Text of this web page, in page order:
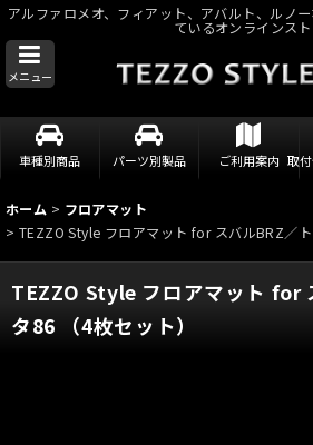
アルファロメオ、フィアット、アバルト、ルノ
ているオンラインス
メニュー
車種別商品 パーツ別製品 ご利用案内 取
ホーム > フロアマット
> TEZZO Style フロアマット for スバルBRZ／ト
TEZZO Style フロアマット for
タ86 （4枚セット）